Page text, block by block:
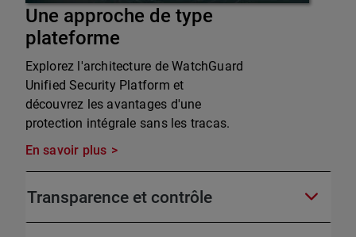
Une approche de type
plateforme
Explorez l'architecture de WatchGuard
Unified Security Platform et
découvrez les avantages d'une
protection intégrale sans les tracas.
En savoir plus
Transparence et contrôle